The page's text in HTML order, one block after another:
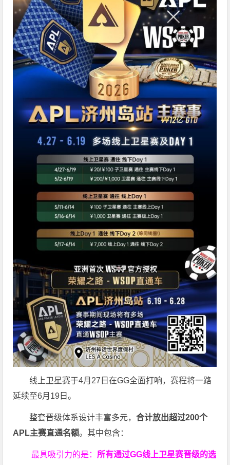
线上卫星赛于4月27日在GG全面打响，赛程将一路
延续至6月19日。
整套晋级体系设计丰富多元，合计放出超过200个
APL主赛直通名额。其中包含：
最具吸引力的是： 所有通过GG线上卫星赛晋级的选